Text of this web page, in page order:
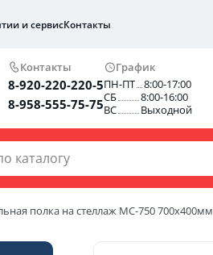
и сервисКонтакты
Контакты
8-920-220-220-5
8-958-555-75-75
График
ПН-ПТ
8:00-17:00
СБ
8:00-16:00
ВС
Выходной
полка на стеллаж МС-750 700х400мм